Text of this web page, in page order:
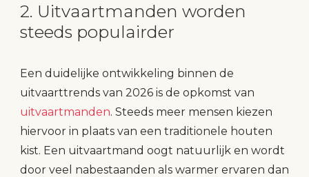
2. Uitvaartmanden worden
steeds populairder
Een duidelijke ontwikkeling binnen de
uitvaarttrends van 2026 is de opkomst van
uitvaartmanden. Steeds meer mensen kiezen
hiervoor in plaats van een traditionele houten
kist. Een uitvaartmand oogt natuurlijk en wordt
door veel nabestaanden als warmer ervaren dan